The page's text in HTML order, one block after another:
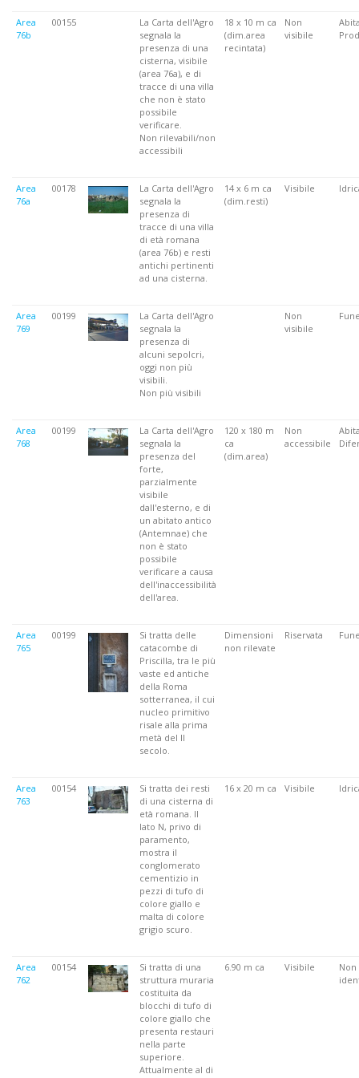
Area
76b
00155
La Carta dell'Agro
segnala la
presenza di una
cisterna, visibile
(area 76a), e di
tracce di una villa
che non è stato
possibile
verificare.
Non rilevabili/non
accessibili
18 x 10 m ca
(dim.area
recintata)
Non
visibile
Area
76a
00178
La Carta dell'Agro
segnala la
presenza di
tracce di una villa
di età romana
(area 76b) e resti
antichi pertinenti
ad una cisterna.
14 x 6 m ca
(dim.resti)
Visibile
Area
769
00199
La Carta dell'Agro
segnala la
presenza di
alcuni sepolcri,
oggi non più
visibili.
Non più visibili
Non
visibile
Area
768
00199
La Carta dell'Agro
segnala la
presenza del
forte,
parzialmente
visibile
dall'esterno, e di
un abitato antico
(Antemnae) che
non è stato
possibile
verificare a causa
dell'inaccessibilità
dell'area.
120 x 180 m
ca
(dim.area)
Non
accessibile
Area
765
00199
Si tratta delle
catacombe di
Priscilla, tra le più
vaste ed antiche
della Roma
sotterranea, il cui
nucleo primitivo
risale alla prima
metà del II
secolo.
Dimensioni
non rilevate
Riservata
Area
763
00154
Si tratta dei resti
di una cisterna di
età romana. Il
lato N, privo di
paramento,
mostra il
conglomerato
cementizio in
pezzi di tufo di
colore giallo e
malta di colore
grigio scuro.
16 x 20 m ca Visibile
Area
762
00154
Si tratta di una
struttura muraria
costituita da
blocchi di tufo di
colore giallo che
presenta restauri
nella parte
superiore.
Attualmente al di
6.90 m ca Visibile
Non